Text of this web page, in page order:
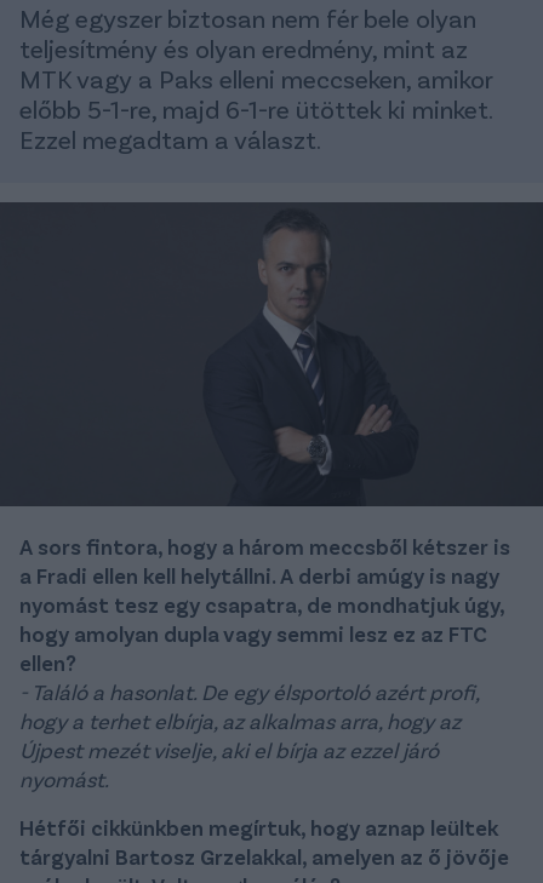
Még egyszer biztosan nem fér bele olyan
teljesítmény és olyan eredmény, mint az
MTK vagy a Paks elleni meccseken, amikor
előbb 5-1-re, majd 6-1-re ütöttek ki minket.
Ezzel megadtam a választ.
A sors fintora, hogy a három meccsből kétszer is
a Fradi ellen kell helytállni. A derbi amúgy is nagy
nyomást tesz egy csapatra, de mondhatjuk úgy,
hogy amolyan dupla vagy semmi lesz ez az FTC
ellen?
- Találó a hasonlat. De egy élsportoló azért profi,
hogy a terhet elbírja, az alkalmas arra, hogy az
Újpest mezét viselje, aki el bírja az ezzel járó
nyomást.
Hétfői cikkünkben megírtuk, hogy aznap leültek
tárgyalni Bartosz Grzelakkal, amelyen az ő jövője